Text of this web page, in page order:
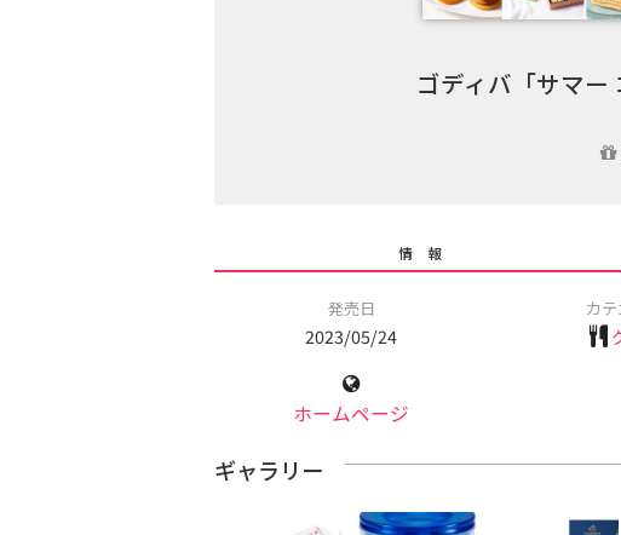
ゴディバ「サマー
情 報
発売日
2023/05/24
カ
ホームページ
ギャラリー